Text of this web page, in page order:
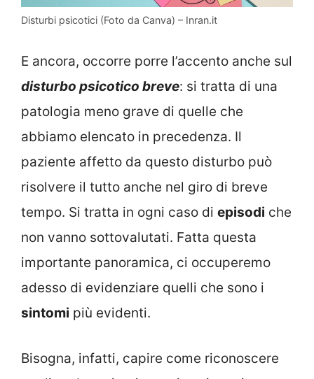
Disturbi psicotici (Foto da Canva) – Inran.it
E ancora, occorre porre l’accento anche sul
disturbo psicotico breve: si tratta di una
patologia meno grave di quelle che
abbiamo elencato in precedenza. Il
paziente affetto da questo disturbo può
risolvere il tutto anche nel giro di breve
tempo. Si tratta in ogni caso di episodi che
non vanno sottovalutati. Fatta questa
importante panoramica, ci occuperemo
adesso di evidenziare quelli che sono i
sintomi più evidenti.
Bisogna, infatti, capire come riconoscere